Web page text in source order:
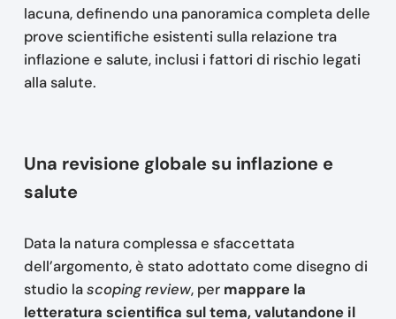
lacuna, definendo una panoramica completa delle
prove scientifiche esistenti sulla relazione tra
inflazione e salute, inclusi i fattori di rischio legati
alla salute.
Una revisione globale su inflazione e
salute
Data la natura complessa e sfaccettata
dell’argomento, è stato adottato come disegno di
studio lascoping review, per mappare la
letteratura scientifica sul tema, valutandone il